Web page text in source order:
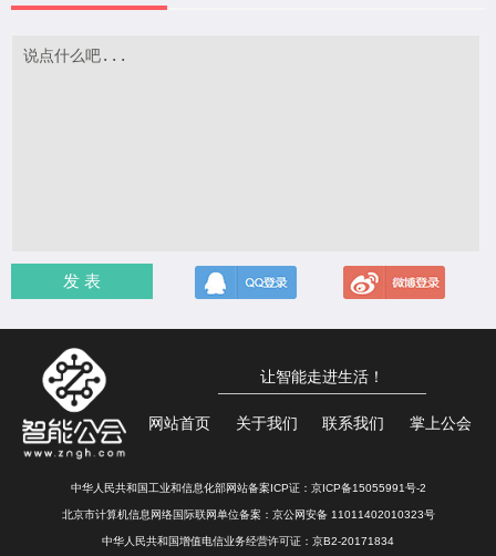
发 表
让智能走进生活！
网站首页 关于我们 联系我们 掌上公会
中华人民共和国工业和信息化部网站备案ICP证： 京ICP备15055991号-2
北京市计算机信息网络国际联网单位备案： 京公网安备 11011402010323号
中华人民共和国增值电信业务经营许可证：京B2-20171834